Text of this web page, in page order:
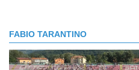
FABIO TARANTINO